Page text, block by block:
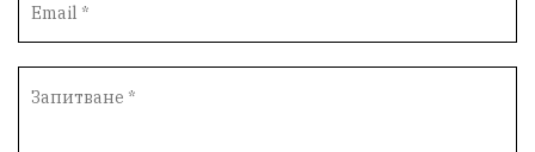
ИздирванеШумен